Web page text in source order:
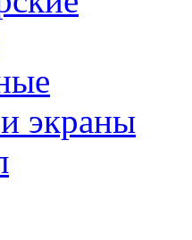
экраны